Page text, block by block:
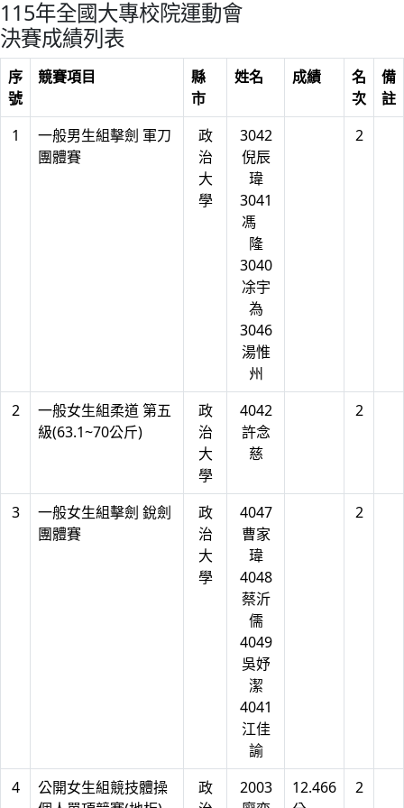
115年全國大專校院運動會
決賽成績列表
序
號
競賽項目
縣
市
姓名 成績
名
次
備
註
1
一般男生組擊劍 軍刀
團體賽
政
治
大
學
3042
倪辰
瑋
3041
馮
隆
3040
凃宇
為
3046
湯惟
州
2
2
一般女生組柔道 第五
級(63.1~70公斤)
政
治
大
學
4042
許念
慈
2
3
一般女生組擊劍 銳劍
團體賽
政
治
大
學
4047
曹家
瑋
4048
蔡沂
儒
4049
吳妤
潔
4041
江佳
諭
2
4
公開女生組競技體操
政
2003
12.466
2